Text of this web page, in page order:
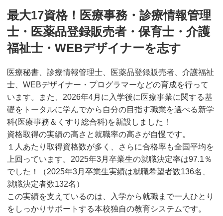
最大17資格！医療事務・診療情報管理
士・医薬品登録販売者・保育士・介護
福祉士・WEBデザイナーを志す
医療秘書、診療情報管理士、医薬品登録販売者、介護福祉
士、WEBデザイナー・プログラマーなどの育成を行って
います。また、2026年4月に入学後に医療事業に関する基
礎をトータルに学んでから自分の目指す職業を選べる新学
科(医療事務＆くすり総合科)を新設しました！
資格取得の実績の高さと就職率の高さが自慢です。
１人あたり取得資格数が多く、さらに合格率も全国平均を
上回っています。2025年3月卒業生の就職決定率は97.1％
でした！（2025年3月卒業生実績は就職希望者数136名、
就職決定者数132名）
この実績を支えているのは、入学から就職まで一人ひとり
をしっかりサポートする本校独自の教育システムです。